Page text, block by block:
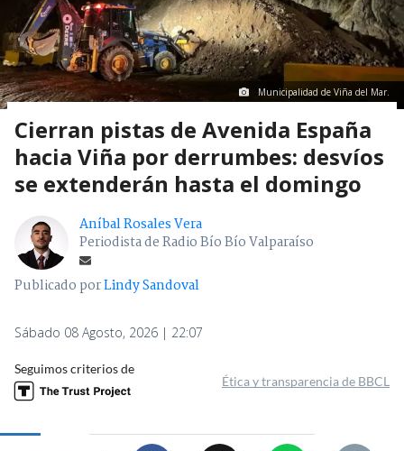
Municipalidad de Viña del Mar.
Cierran pistas de Avenida España
hacia Viña por derrumbes: desvíos
se extenderán hasta el domingo
Aníbal Rosales Vera
Periodista de Radio Bío Bío Valparaíso
Publicado porLindy Sandoval
Sábado 08 Agosto, 2026 | 22:07
Seguimos criterios de
Ética y transparencia de BBCL